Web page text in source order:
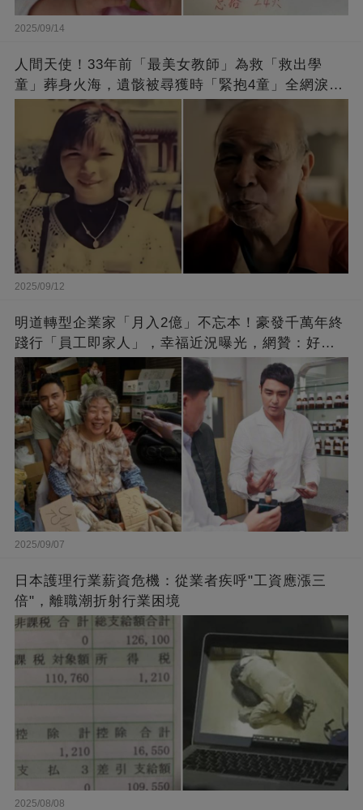
2025/09/14
人間天使！33年前「最美女教師」為救「救出學
童」葬身火海，遺骸被尋獲時「緊抱4童」全網淚
崩：真正的英雄不該被遺忘
2025/09/12
明道轉型企業家「月入2億」不忘本！豪發千萬年終
踐行「員工即家人」，幸福近況曝光，網贊：好老
闆的福報
2025/09/07
日本護理行業薪資危機：從業者疾呼"工資應漲三
倍"，離職潮折射行業困境
2025/08/08